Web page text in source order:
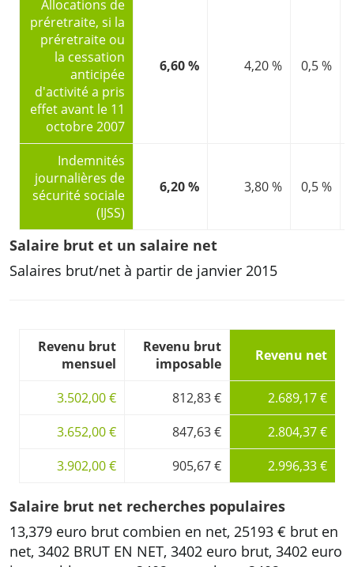
Allocations de
préretraite, si la
préretraite ou
la cessation
anticipée
d'activité a pris
effet avant le 11
octobre 2007
6,60 % 4,20 % 0,5 %
Indemnités
journalières de
sécurité sociale
(IJSS)
6,20 % 3,80 % 0,5 %
Salaire brut et un salaire net
Salaires brut/net à partir de janvier 2015
Revenu brut
mensuel
Revenu brut
imposable
Revenu net
3.502,00 € 812,83 €
2.689,17 €
3.652,00 €
847,63 €
2.804,37 €
3.902,00 €
905,67 € 2.996,33 €
Salaire brut net recherches populaires
13,379 euro brut combien en net, 25193 € brut en
net, 3402 BRUT EN NET, 3402 euro brut, 3402 euro